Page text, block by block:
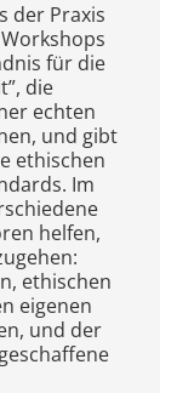
der Praxis
für die
die
echten
und gibt
ethischen
Im
helfen,
ethischen
eigenen
und der